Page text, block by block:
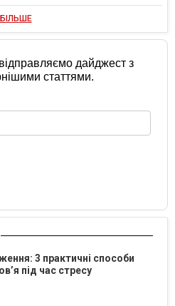
БІЛЬШЕ
дайджест з
статтями.
3 практичні способи
під час стресу